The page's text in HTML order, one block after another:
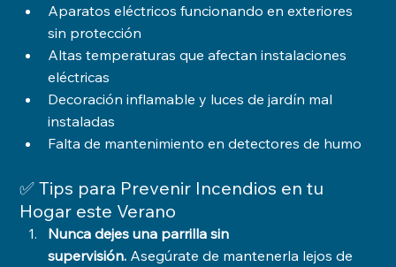
Aparatos eléctricos funcionando en exteriores
sin protección
Altas temperaturas que afectan instalaciones
eléctricas
Decoración inflamable y luces de jardín mal
instaladas
Falta de mantenimiento en detectores de humo
✅ Tips para Prevenir Incendios en tu
Hogar este Verano
Nunca dejes una parrilla sin
supervisión. Asegúrate de mantenerla lejos de